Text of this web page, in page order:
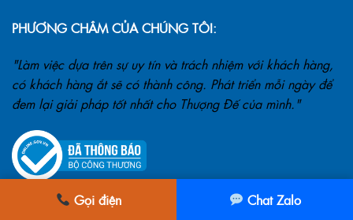
PHƯƠNG CHÂM CỦA CHÚNG TÔI:
"Làm việc dựa trên sự uy tín và trách nhiệm với khách hàng,
có khách hàng ắt sẽ có thành công. Phát triển mỗi ngày để
đem lại giải pháp tốt nhất cho Thượng Đế của mình."
Gọi điện Chat Zalo